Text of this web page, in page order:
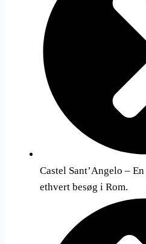
Castel Sant’Angelo –
ethvert besøg i Rom.